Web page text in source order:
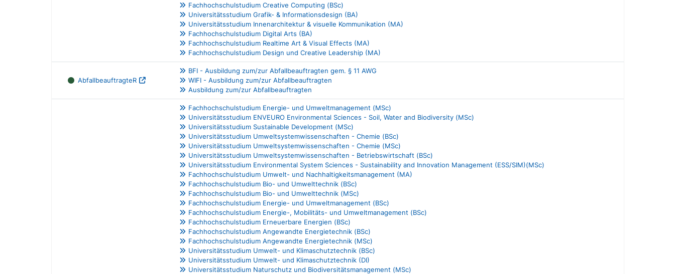
Fachhochschulstudium Creative Computing (BSc)
Universitätsstudium Grafik- & Informationsdesign (BA)
Universitätsstudium Innenarchitektur & visuelle Kommunikation (MA)
Fachhochschulstudium Digital Arts (BA)
Fachhochschulstudium Realtime Art & Visual Effects (MA)
Fachhochschulstudium Design und Creative Leadership (MA)
AbfallbeauftragteR
BFI - Ausbildung zum/zur Abfallbeauftragten gem. § 11 AWG
WIFI - Ausbildung zum/zur Abfallbeauftragten
Ausbildung zum/zur Abfallbeauftragten
Fachhochschulstudium Energie- und Umweltmanagement (MSc)
Universitätsstudium ENVEURO Environmental Sciences - Soil, Water and Biodiversity (MSc)
Universitätsstudium Sustainable Development (MSc)
Universitätsstudium Umweltsystemwissenschaften - Chemie (BSc)
Universitätsstudium Umweltsystemwissenschaften - Chemie (MSc)
Universitätsstudium Umweltsystemwissenschaften - Betriebswirtschaft (BSc)
Universitätsstudium Environmental System Sciences - Sustainability and Innovation Management (ESS/SIM)(MSc)
Fachhochschulstudium Umwelt- und Nachhaltigkeitsmanagement (MA)
Fachhochschulstudium Bio- und Umwelttechnik (BSc)
Fachhochschulstudium Bio- und Umwelttechnik (MSc)
Fachhochschulstudium Energie- und Umweltmanagement (BSc)
Fachhochschulstudium Energie-, Mobilitäts- und Umweltmanagement (BSc)
Fachhochschulstudium Erneuerbare Energien (BSc)
Fachhochschulstudium Angewandte Energietechnik (BSc)
Fachhochschulstudium Angewandte Energietechnik (MSc)
Universitätsstudium Umwelt- und Klimaschutztechnik (BSc)
Universitätsstudium Umwelt- und Klimaschutztechnik (DI)
Universitätsstudium Naturschutz und Biodiversitätsmanagement (MSc)